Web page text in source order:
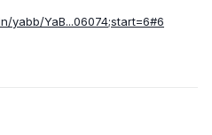
yabb/YaB...06074;start=6#6